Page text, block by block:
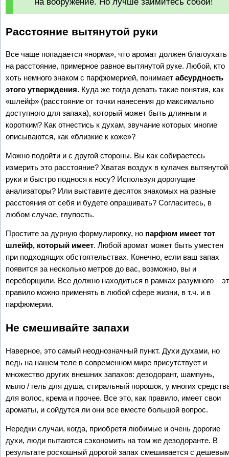
Расстояние вытянутой руки
Все чаще попадается «норма», что аромат должен благоухать
на расстояние, примерное равное вытянутой руке. Любой, кто
хоть немного знаком с парфюмерией, понимает абсурдность
этого утверждения. Куда же тогда девать такие понятия, как
«шлейф» (расстояние от точки нанесения до максимально
доступного для запаха), который может быть длинным и
коротким? Как отнестись к духам, звучание которых многие
описываются, как «близкие к коже»?
Можно подойти и с другой стороны. Вы как собираетесь
измерить это расстояние? Хватая воздух в кулачек вытянутой
руки и быстро поднося к носу? Используя дорогущие
анализаторы? Или выставите десяток знакомых на разные
расстояния от себя и будете опрашивать? Согласитесь, в
любом случае, глупость.
Простите за дурную формулировку, но парфюм имеет тот
шлейф, который имеет. Любой аромат может быть уместен
при подходящих обстоятельствах. Конечно, если ваш запах
появится за несколько метров до вас, возможно, вы и
переборщили. Все должно находиться в рамках разумного –
правило можно применять в любой сфере жизни, в т.ч. и в
парфюмерии.
Не смешивайте запахи
Наверное, это самый неоднозначный пункт. Духи духами, но
ведь на нашем теле в современном мире присутствует и
множество других внешних запахов: дезодорант, шампунь,
мыло / гель для душа, стиральный порошок, у многих
для волос, крема и прочее. Все это, как правило, имеет свои
ароматы, и сойдутся ли они все вместе большой вопрос.
Нередки случаи, когда, приобретя любимые и очень дорогие
духи, люди пытаются сэкономить на том же дезодоранте. В
результате роскошный дорогой запах смешивается с